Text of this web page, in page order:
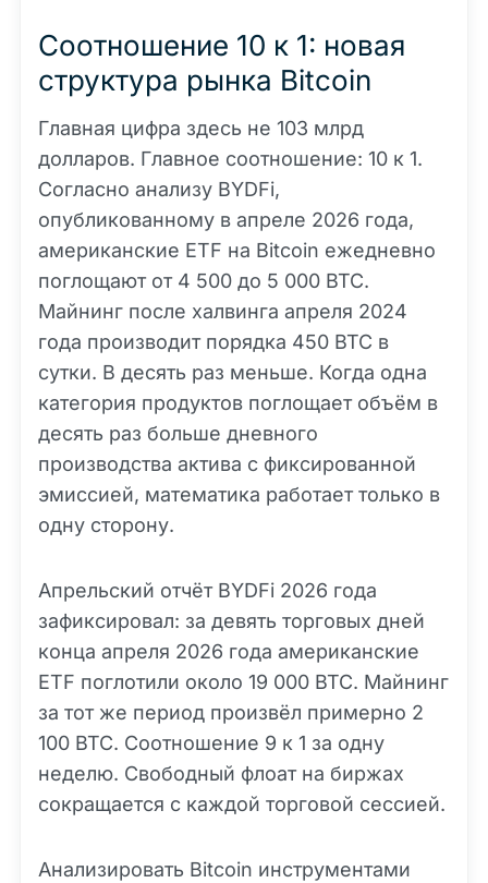
Соотношение 10 к 1: новая
структура рынка Bitcoin
Главная цифра здесь не 103 млрд
долларов. Главное соотношение: 10 к 1.
Согласно анализу BYDFi,
опубликованному в апреле 2026 года,
американские ETF на Bitcoin ежедневно
поглощают от 4 500 до 5 000 BTC.
Майнинг после халвинга апреля 2024
года производит порядка 450 BTC в
сутки. В десять раз меньше. Когда одна
категория продуктов поглощает объём в
десять раз больше дневного
производства актива с фиксированной
эмиссией, математика работает только в
одну сторону.
Апрельский отчёт BYDFi 2026 года
зафиксировал: за девять торговых дней
конца апреля 2026 года американские
ETF поглотили около 19 000 BTC. Майнинг
за тот же период произвёл примерно 2
100 BTC. Соотношение 9 к 1 за одну
неделю. Свободный флоат на биржах
сокращается с каждой торговой сессией.
Анализировать Bitcoin инструментами